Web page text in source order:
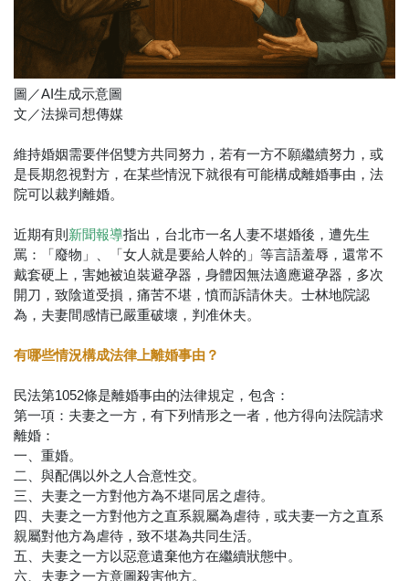
圖／AI生成示意圖
文／法操司想傳媒
維持婚姻需要伴侶雙方共同努力，若有一方不願繼續努力，或
是長期忽視對方，在某些情況下就很有可能構成離婚事由，法
院可以裁判離婚。
近期有則 新聞報導指出，台北市一名人妻不堪婚後，遭先生
罵：「廢物」、「女人就是要給人幹的」等言語羞辱，還常不
戴套硬上，害她被迫裝避孕器，身體因無法適應避孕器，多次
開刀，致陰道受損，痛苦不堪，憤而訴請休夫。士林地院認
為，夫妻間感情已嚴重破壞，判准休夫。
有哪些情況構成法律上離婚事由？
民法第1052條是離婚事由的法律規定，包含：
第一項：夫妻之一方，有下列情形之一者，他方得向法院請求
離婚：
一、重婚。
二、與配偶以外之人合意性交。
三、夫妻之一方對他方為不堪同居之虐待。
四、夫妻之一方對他方之直系親屬為虐待，或夫妻一方之直系
親屬對他方為虐待，致不堪為共同生活。
五、夫妻之一方以惡意遺棄他方在繼續狀態中。
六、夫妻之一方意圖殺害他方。